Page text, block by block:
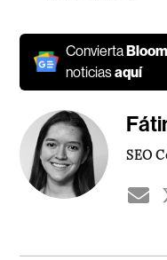
Convierta
noticiasaquí
SEO